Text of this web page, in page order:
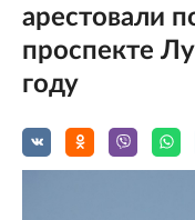
арестовали
проспекте
году